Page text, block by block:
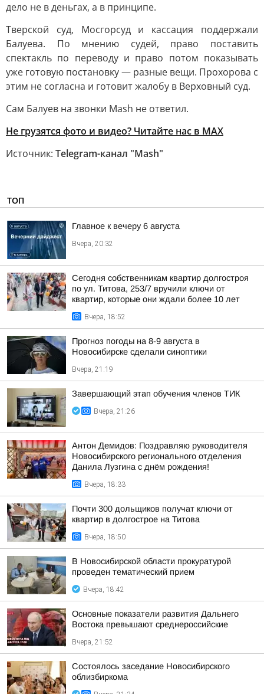
дело не в деньгах, а в принципе.
Тверской суд, Мосгорсуд и кассация поддержали
Балуева. По мнению судей, право поставить
спектакль по переводу и право потом показывать
уже готовую постановку — разные вещи. Прохорова с
этим не согласна и готовит жалобу в Верховный суд.
Сам Балуев на звонки Mash не ответил.
Не грузятся фото и видео? Читайте нас в MAX
Источник: Telegram-канал "Mash"
ТОП
Главное к вечеру 6 августа
Вчера, 20:32
Сегодня собственникам квартир долгостроя
по ул. Титова, 253/7 вручили ключи от
квартир, которые они ждали более 10 лет
Вчера, 18:52
Прогноз погоды на 8-9 августа в
Новосибирске сделали синоптики
Вчера, 21:19
Завершающий этап обучения членов ТИК
Вчера, 21:26
Антон Демидов: Поздравляю руководителя
Новосибирского регионального отделения
Данила Лузгина с днём рождения!
Вчера, 18:33
Почти 300 дольщиков получат ключи от
квартир в долгострое на Титова
Вчера, 18:50
В Новосибирской области прокуратурой
проведен тематический прием
Вчера, 18:42
Основные показатели развития Дальнего
Востока превышают среднероссийские
Вчера, 21:52
Состоялось заседание Новосибирского
облизбиркома